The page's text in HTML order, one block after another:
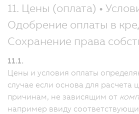
11. Цены (оплата) •
Одобрение оплаты в
Сохранение права
11.1.
Цены и условия оплаты
случае если основа для расчета
причинам, не зависящим от
например ввиду